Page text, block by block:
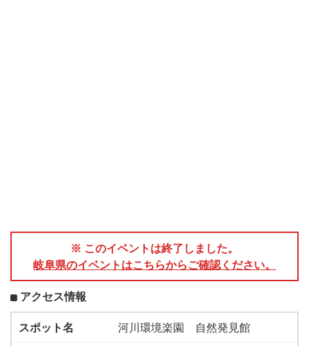
※ このイベントは終了しました。
岐阜県のイベントはこちらからご確認ください。
アクセス情報
スポット名
河川環境楽園 自然発見館